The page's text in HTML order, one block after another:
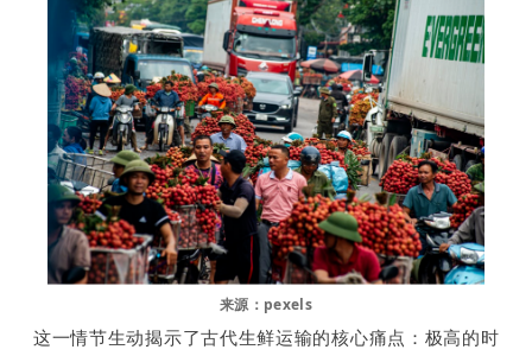
来源：pexels
这一情节生动揭示了古代生鲜运输的核心痛点：极高的时